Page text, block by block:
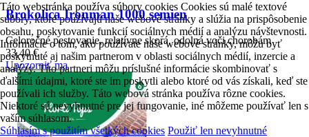
Brokolica Ironman 1000 semien
Celoročné pestovanie, relatívne skorá, odolná voči chorobám
33,40 €
Upozorniť ma
Táto webstránka používa súbory cookies Cookies sú malé textové
súbory, ktoré používajú naše webové stránky a slúžia na prispôsobenie
obsahu, poskytovanie funkcií sociálnych médií a analýzu návštevnosti.
Informácie o tom, ako používate naše webové stránky, môžu byť
poskytnuté aj našim partnerom v oblasti sociálnych médií, inzercie a
analýzy. Títo partneri môžu príslušné informácie skombinovať s
ďalšími údajmi, ktoré ste im poskytli alebo ktoré od vás získali, keď ste
používali ich služby. Táto webová stránka používa rôzne cookies.
Niektoré sú nevyhnutné pre jej fungovanie, iné môžeme používať len s
vaším súhlasom.
Súhlasím s použitím všetkých cookies Použiť len nevyhnutné